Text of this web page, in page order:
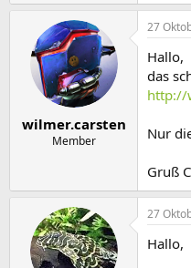
wilmer.carsten
Member
27
Hallo,
das
http://
Nur
Gruß
27
Hallo,